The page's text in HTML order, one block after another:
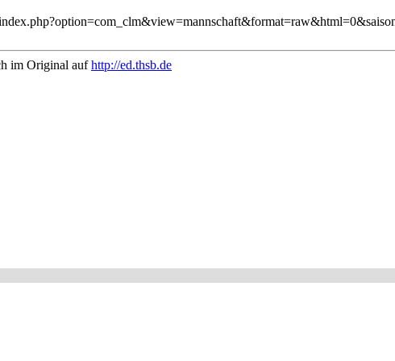
im Original aufhttp://ed.thsb.de